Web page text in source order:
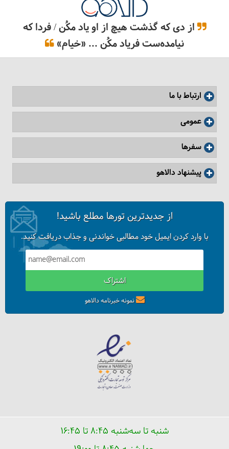
از دی که گذشت هیچ از او یاد مکُن / فردا که
نیامده‌ست فریاد مکُن ... «خیام»
ارتباط با ما
عمومی
سفرها
پیشنهاد دالاهو
از جدیدترین تورها مطلع باشید!
با وارد کردن ایمیل خود مطالبی خواندنی و جذاب دریافت کنید.
اشتراک
نمونه خبرنامه دالاهو
شنبه تا سه‌شنبه ۸:۴۵ تا ۱۶:۴۵